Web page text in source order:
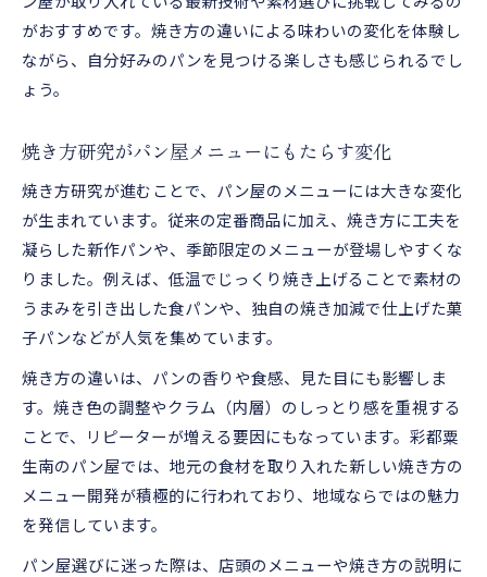
がおすすめです。焼き方の違いによる味わいの変化を体験し
ながら、自分好みのパンを見つける楽しさも感じられるでし
ょう。
焼き方研究がパン屋メニューにもたらす変化
焼き方研究が進むことで、パン屋のメニューには大きな変化
が生まれています。従来の定番商品に加え、焼き方に工夫を
凝らした新作パンや、季節限定のメニューが登場しやすくな
りました。例えば、低温でじっくり焼き上げることで素材の
うまみを引き出した食パンや、独自の焼き加減で仕上げた菓
子パンなどが人気を集めています。
焼き方の違いは、パンの香りや食感、見た目にも影響しま
す。焼き色の調整やクラム（内層）のしっとり感を重視する
ことで、リピーターが増える要因にもなっています。彩都粟
生南のパン屋では、地元の食材を取り入れた新しい焼き方の
メニュー開発が積極的に行われており、地域ならではの魅力
を発信しています。
パン屋選びに迷った際は、店頭のメニューや焼き方の説明に